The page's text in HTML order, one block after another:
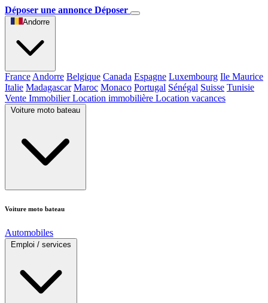
Déposer une annonce Déposer
Andorre
France Andorre Belgique Canada Espagne Luxembourg Ile Maurice
Italie Madagascar Maroc Monaco Portugal Sénégal Suisse Tunisie
Vente Immobilier Location immobilière Location vacances
Voiture moto bateau
Voiture moto bateau
Automobiles
Emploi / services